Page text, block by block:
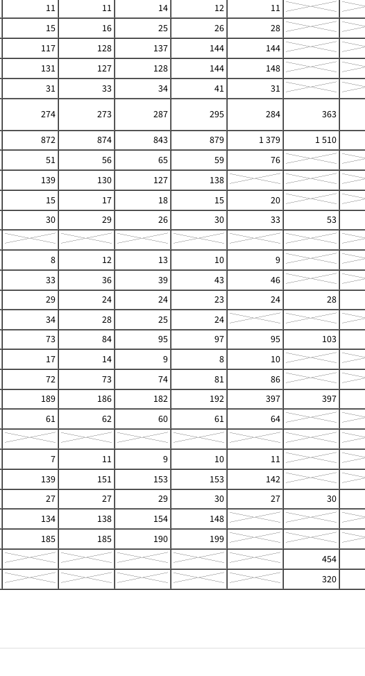
11 11 14 12
11
15 16 25 26
28
117 128 137 144
144
131 127 128 144
148
31 33 34 41
31
274 273 287 295 284
363
872 874 843 879 1 379
1 510
51 56 65 59
76
139 130 127
138
15 17 18 15
20
30 29 26 30 33
53
8 12 13 10
9
33 36 39 43
46
29 24 24 23 24
28
34 28 25
24
73 84 95 97 95
103
17 14 9 8
10
72 73 74 81
86
189 186 182 192 397
397
61 62 60 61
64
7 11 9 10
11
139 151 153 153
142
27 27 29 30 27
30
134 138 154
148
185 185 190
199
454
320